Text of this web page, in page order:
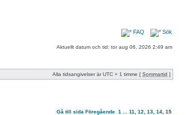
FAQ Sök
Aktuellt datum och tid: tor aug 06, 2026 2:49 am
Alla tidsangivelser är UTC + 1 timme [ Sommartid ]
Gå till sida Föregående 1 11 12 13 14 15